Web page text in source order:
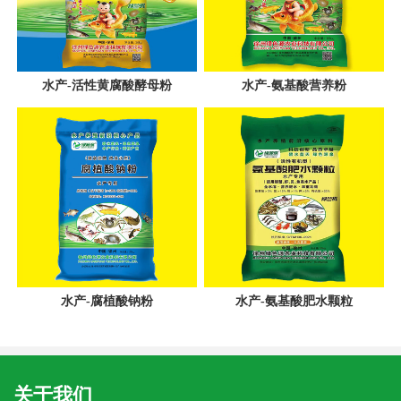
水产-活性黄腐酸酵母粉 水产-氨基酸营养粉
水产-腐植酸钠粉 水产-氨基酸肥水颗粒
关于我们